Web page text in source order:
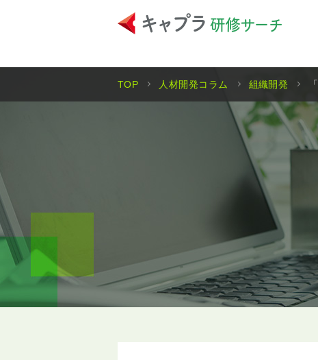
TOP 人材開発コラム 組織開発